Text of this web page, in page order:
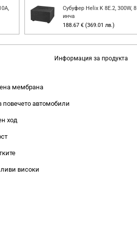
Субуфер Helix K 8E.2, 300W, 8
инча
188.67 € (369.01 лв.)
Информация за продукта
мембрана
автомобили
ход
високи